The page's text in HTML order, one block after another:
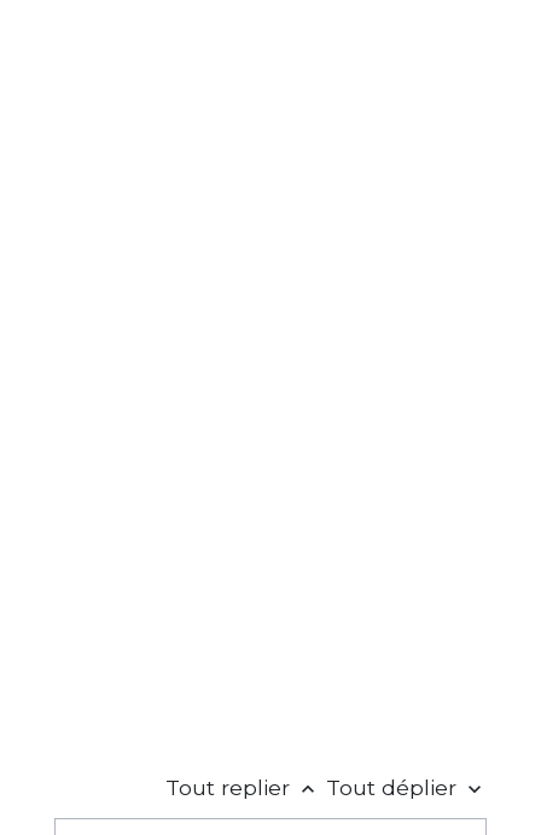
Tout replier keyboard_arrow_up Tout déplier keyboard_arrow_down